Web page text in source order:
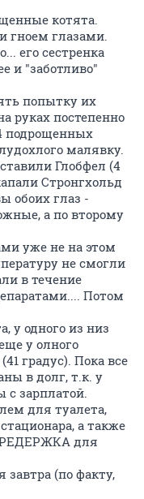
котята.
гноем глазами.
его сестренка
и "заботливо"
попытку их
руках постепенно
подрощенных
малявку.
Глобфел (4
Стронгхольд
обоих глаз -
а по второму
уже не на этом
не смогли
в течение
Потом
у одного из низ
у олного
градус). Пока все
в долг, т.к. у
зарплатой.
для туалета,
а также
для
завтра (по факту,